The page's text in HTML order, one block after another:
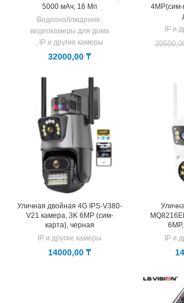
5000 мАч, 16 Мп
Видеонаблюдение,
видеокамеры для дома
,
IP и другие камеры
32000,00 ₸
IP и
Уличная двойная 4G IPS-V380-
V21 камера, 3K 6MP (сим-
карта), черная
IP и другие камеры
14000,00 ₸
IP и